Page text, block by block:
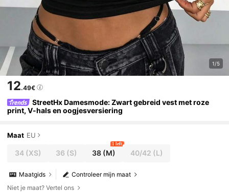
1/5
12.49€
StreetHx Damesmode: Zwart gebreid vest met roze
print, V-hals en oogjesversiering
Maat EU
34(XS) 36 (S) 38(M)
1 left
40/42 (L)
Controleer mijn maat
Maatgids
Niet je maat? Vertel ons